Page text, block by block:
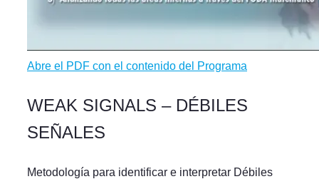
Abre el PDF con el contenido del Programa
WEAK SIGNALS – DÉBILES
SEÑALES
Metodología para identificar e interpretar Débiles